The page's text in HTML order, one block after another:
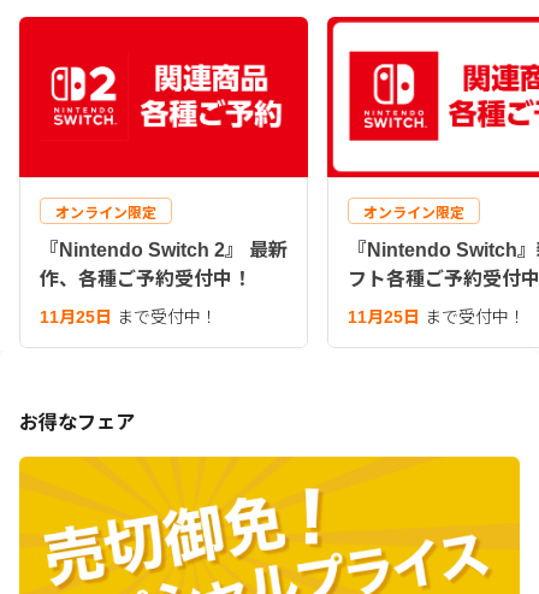
オンライン限定
『Nintendo Switch 2』 最新
作、各種ご予約受付中！
11月25日 まで受付中！
オンライン限定
『Nintendo Switch
フト各種ご予約受付
11月25日 まで受付中！
お得なフェア